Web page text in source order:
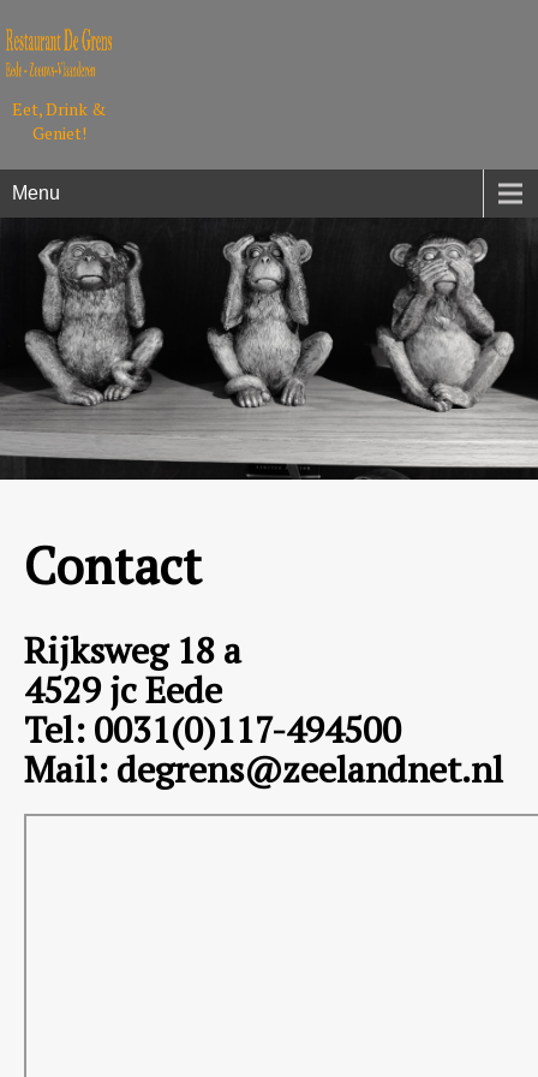
Eet, Drink &
Geniet!
Menu
Contact
Rijksweg 18 a
4529 jc Eede
Tel: 0031(0)117-494500
Mail: degrens@zeelandnet.nl